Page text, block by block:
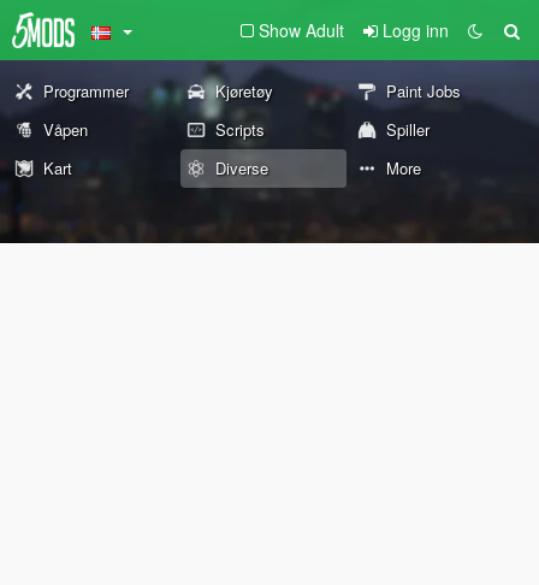
Show Adult Logg inn
Programmer Kjøretøy
Paint Jobs
Våpen
Scripts
Spiller
Kart
Diverse More